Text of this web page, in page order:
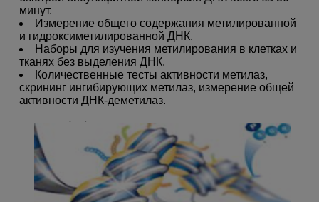
минут.
Измерение общего содержания метилированной
и гидроксиметилированной ДНК.
Наборы для изучения метилирования в клетках и
тканях без выделения ДНК.
Количественные тесты активности метилаз,
скрининг ингибирующих метилаз, измерение общей
активности ДНК-деметилаз.